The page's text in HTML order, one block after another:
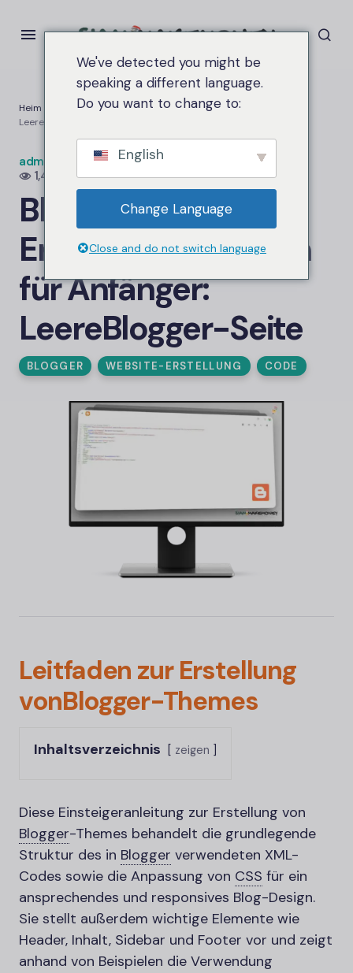
Heim
Blogger-Theme-Erstellungsleitfaden für Anfänger:
Leere
admin.siammakemoneyAn
25. September 2025
1,4K Ansichten
Blogger-Theme-
Erstellungsleitfaden
für Anfänger:
LeereBlogger-Seite
BLOGGER WEBSITE-ERSTELLUNG CODE
Leitfaden zur Erstellung
vonBlogger-Themes
Inhaltsverzeichnis zeigen
Diese Einsteigeranleitung zur Erstellung von
Blogger-Themes behandelt die grundlegende
Struktur des in Blogger verwendeten XML-
Codes sowie die Anpassung von CSS für ein
ansprechendes und responsives Blog-Design.
Sie stellt außerdem wichtige Elemente wie
Header, Inhalt, Sidebar und Footer vor und zeigt
anhand von Beispielen die Verwendung
We've detected you might be
speaking a different language.
Do you want to change to:
English
Change Language
Close and do not switch language